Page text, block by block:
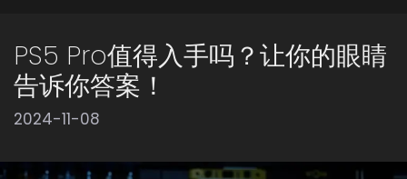
PS5 Pro值得入手吗？让你的眼睛
告诉你答案！
2024-11-08